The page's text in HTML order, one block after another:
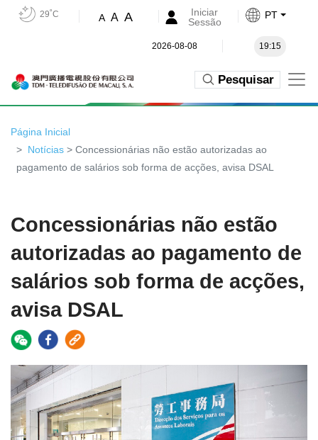
29˚C A A A
Iniciar
Sessão
PT
2026-08-08 19:15
Pesquisar
Página Inicial
Notícias > Concessionárias não estão autorizadas ao
pagamento de salários sob forma de acções, avisa DSAL
Concessionárias não estão
autorizadas ao pagamento de
salários sob forma de acções,
avisa DSAL